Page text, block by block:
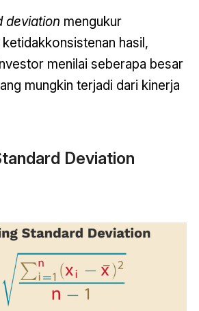
deviation mengukur
hasil,
menilai seberapa besar
mungkin terjadi dari kinerja
Deviation